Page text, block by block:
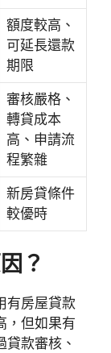
額度較高、
可延長還款
期限
審核嚴格、
轉貸成本
高、申請流
程繁雜
新房貸條件
較優時
？
有房屋貸款
，但如果有
款審核、